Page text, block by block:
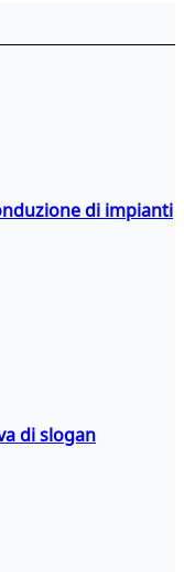
di impianti
di slogan